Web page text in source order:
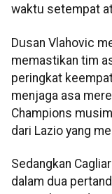
waktu setempat
Dusan Vlahovic
memastikan tim
peringkat
menjaga asa
Champions
dari Lazio yang
Sedangkan
dalam dua